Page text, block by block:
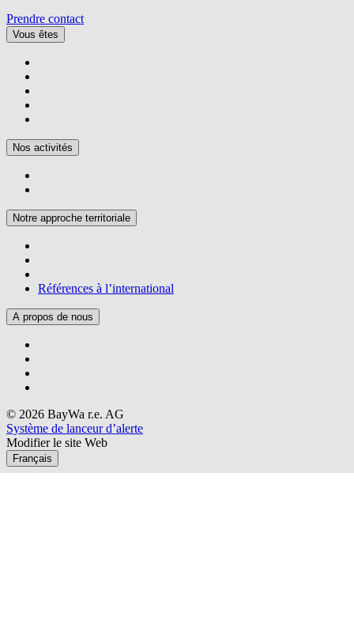
Prendre contact
Vous êtes
Nos activités
Notre approche territoriale
Références à l’international
A propos de nous
© 2026 BayWa r.e. AG
Système de lanceur d’alerte
Modifier le site Web
Français